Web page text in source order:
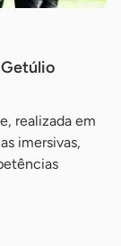
realizada em
imersivas,